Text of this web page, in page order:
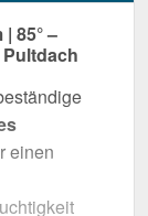
85° –
einen